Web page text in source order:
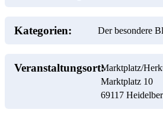
Kategorien: Der besondere
Veranstaltungsort:Marktplatz/
Marktplatz 10
69117